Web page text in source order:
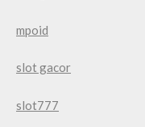
mpoid
slot gacor
slot777